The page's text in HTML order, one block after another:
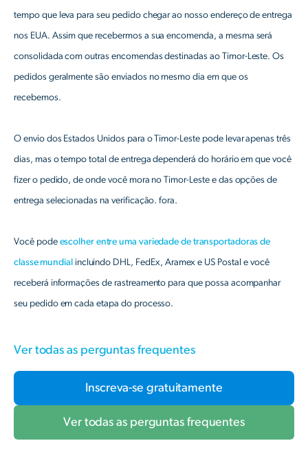
tempo que leva para seu pedido chegar ao nosso endereço de entrega
nos EUA. Assim que recebermos a sua encomenda, a mesma será
consolidada com outras encomendas destinadas ao Timor-Leste. Os
pedidos geralmente são enviados no mesmo dia em que os
recebemos.
O envio dos Estados Unidos para o Timor-Leste pode levar apenas três
dias, mas o tempo total de entrega dependerá do horário em que você
fizer o pedido, de onde você mora no Timor-Leste e das opções de
entrega selecionadas na verificação. fora.
Você pode escolher entre uma variedade de transportadoras de
classe mundialincluindo DHL, FedEx, Aramex e US Postal e você
receberá informações de rastreamento para que possa acompanhar
seu pedido em cada etapa do processo.
Ver todas as perguntas frequentes
Inscreva-se gratuitamente
Ver todas as perguntas frequentes